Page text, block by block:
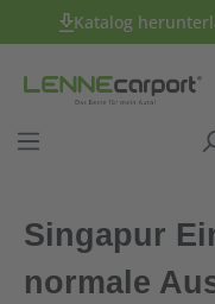
Katalog
Singapur
normale